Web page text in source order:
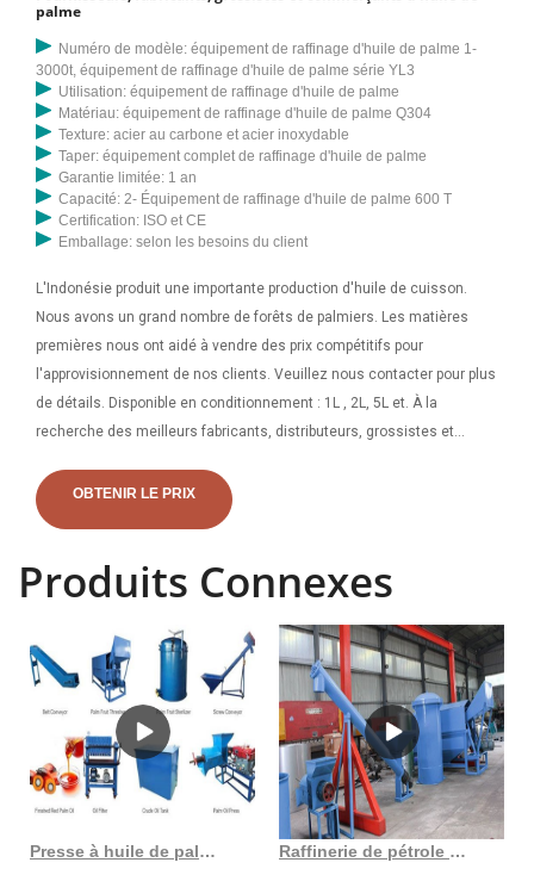
palme
Numéro de modèle: équipement de raffinage d'huile de palme 1-
3000t, équipement de raffinage d'huile de palme série YL3
Utilisation: équipement de raffinage d'huile de palme
Matériau: équipement de raffinage d'huile de palme Q304
Texture: acier au carbone et acier inoxydable
Taper: équipement complet de raffinage d'huile de palme
Garantie limitée: 1 an
Capacité: 2- Équipement de raffinage d'huile de palme 600 T
Certification: ISO et CE
Emballage: selon les besoins du client
L'Indonésie produit une importante production d'huile de cuisson.
Nous avons un grand nombre de forêts de palmiers. Les matières
premières nous ont aidé à vendre des prix compétitifs pour
l'approvisionnement de nos clients. Veuillez nous contacter pour plus
de détails. Disponible en conditionnement : 1L , 2L, 5L et. À la
recherche des meilleurs fabricants, distributeurs, grossistes et
fournisseurs et de distributeurs d'huile de palme de Trade India vous
permet de parcourir, comparer les prix, vérifier les spécifications des
OBTENIR LE PRIX
Produits Connexes
Presse à huile de palme noire, nouveau design, machine d’occasion, petit prix Raffinerie de pétrole brut d’usine de raffinerie d’huile de palmiste 1-5 t/j